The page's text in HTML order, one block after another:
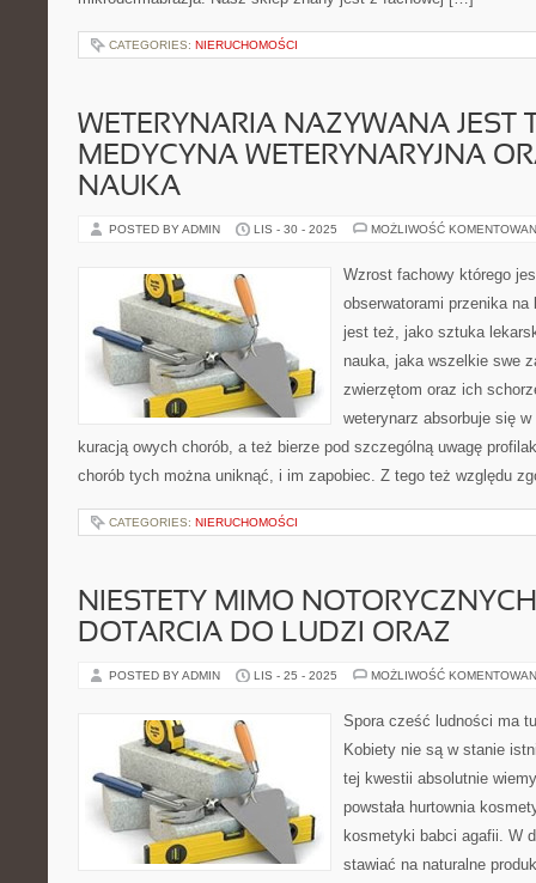
CATEGORIES: NIERUCHOMOŚCI
WETERYNARIA NAZYWANA JEST
MEDYCYNA WETERYNARYJNA
NAUKA
POSTED BY ADMIN LIS - 30 - 2025 MOŻLIWOŚĆ
Wzrost fachowy którego
obserwatorami przenika na
jest też, jako sztuka
nauka, jaka wszelkie swe
zwierzętom oraz ich
weterynarz absorbuje się
kuracją owych chorób, a też bierze pod szczególną uwagę
chorób tych można uniknąć, i im zapobiec. Z tego też względu
CATEGORIES: NIERUCHOMOŚCI
NIESTETY MIMO
DOTARCIA DO LUDZI ORAZ
POSTED BY ADMIN LIS - 25 - 2025 MOŻLIWOŚĆ
Spora cześć ludności ma
Kobiety nie są w stanie
tej kwestii absolutnie
powstała hurtownia
kosmetyki babci agafii. W
stawiać na naturalne